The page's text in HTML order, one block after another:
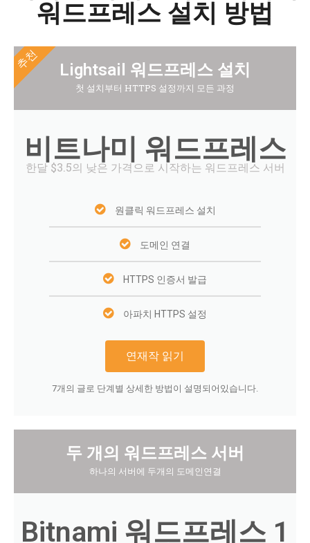
워드프레스 설치 방법
Lightsail 워드프레스 설치
첫 설치부터 HTTPS 설정까지 모든 과정
비트나미 워드프레스
한달 $3.5의 낮은 가격으로 시작하는 워드프레스 서버
원클릭 워드프레스 설치
도메인 연결
HTTPS 인증서 발급
아파치 HTTPS 설정
연재작 읽기
7개의 글로 단계별 상세한 방법이 설명되어있습니다.
추천
두 개의 워드프레스 서버
하나의 서버에 두개의 도메인연결
Bitnami 워드프레스 1